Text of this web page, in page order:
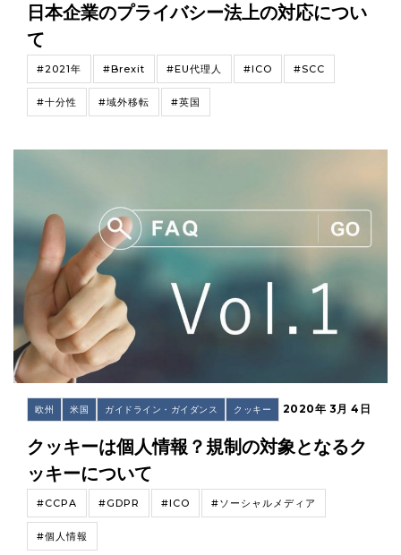
日本企業のプライバシー法上の対応につい
て
#2021年 #Brexit #EU代理人 #ICO #SCC
#十分性 #域外移転 #英国
欧州 米国 ガイドライン・ガイダンス クッキー 2020年 3月 4日
クッキーは個人情報？規制の対象となるク
ッキーについて
#CCPA #GDPR #ICO #ソーシャルメディア
#個人情報